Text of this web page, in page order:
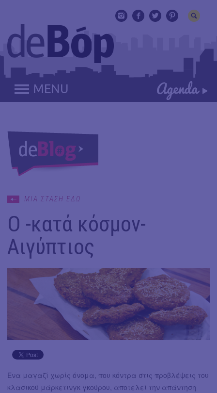
MENU
ΜΙΑ ΣΤΑΣΗ ΕΔΩ
Ο -κατά κόσμον-
Αιγύπτιος
Ένα μαγαζί χωρίς όνομα, που κόντρα στις προβλέψεις του
κλασικού μάρκετινγκ γκούρου, αποτελεί την απάντηση